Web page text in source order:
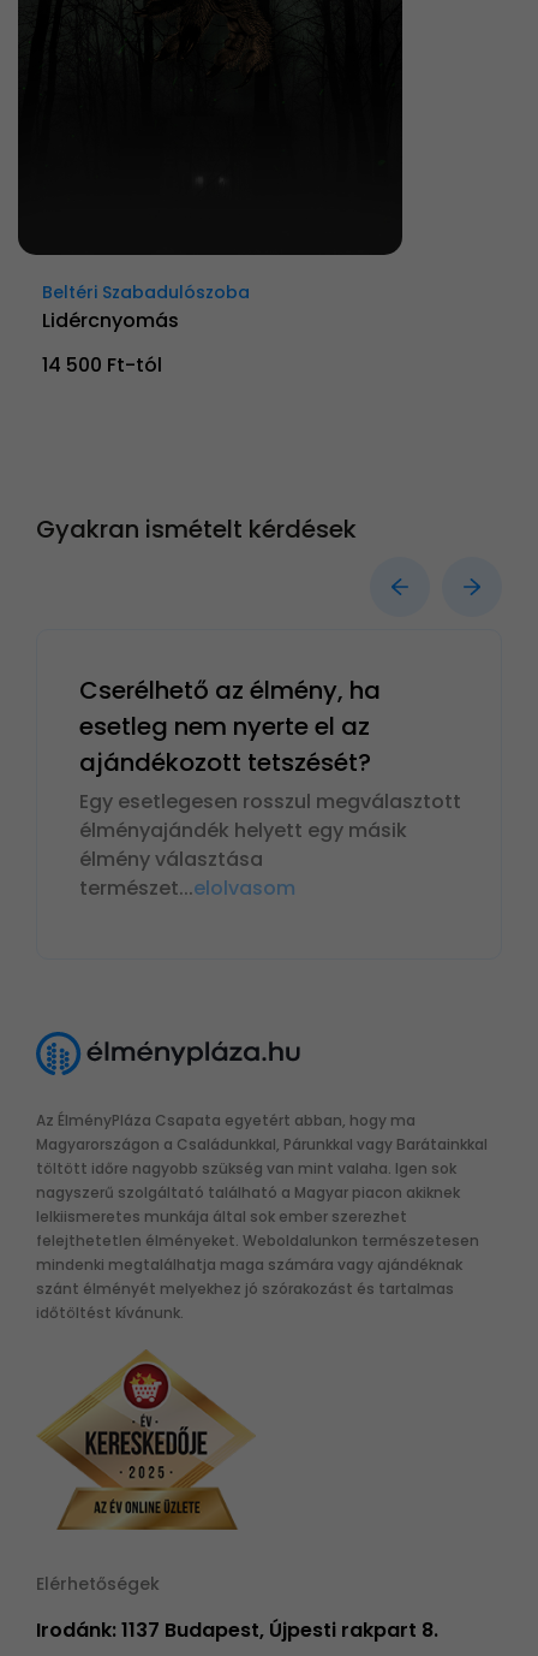
Beltéri Szabadulószoba
Lidércnyomás
14 500 Ft-tól
Gyakran ismételt kérdések
Cserélhető az élmény, ha
esetleg nem nyerte el az
ajándékozott tetszését?
Egy esetlegesen rosszul megválasztott
élményajándék helyett egy másik
élmény választása
természet...elolvasom
Az ÉlményPláza Csapata egyetért abban, hogy ma
Magyarországon a Családunkkal, Párunkkal vagy Barátainkkal
töltött időre nagyobb szükség van mint valaha. Igen sok
nagyszerű szolgáltató található a Magyar piacon akiknek
lelkiismeretes munkája által sok ember szerezhet
felejthetetlen élményeket. Weboldalunkon természetesen
mindenki megtalálhatja maga számára vagy ajándéknak
szánt élményét melyekhez jó szórakozást és tartalmas
időtöltést kívánunk.
Elérhetőségek
Irodánk: 1137 Budapest, Újpesti rakpart 8.